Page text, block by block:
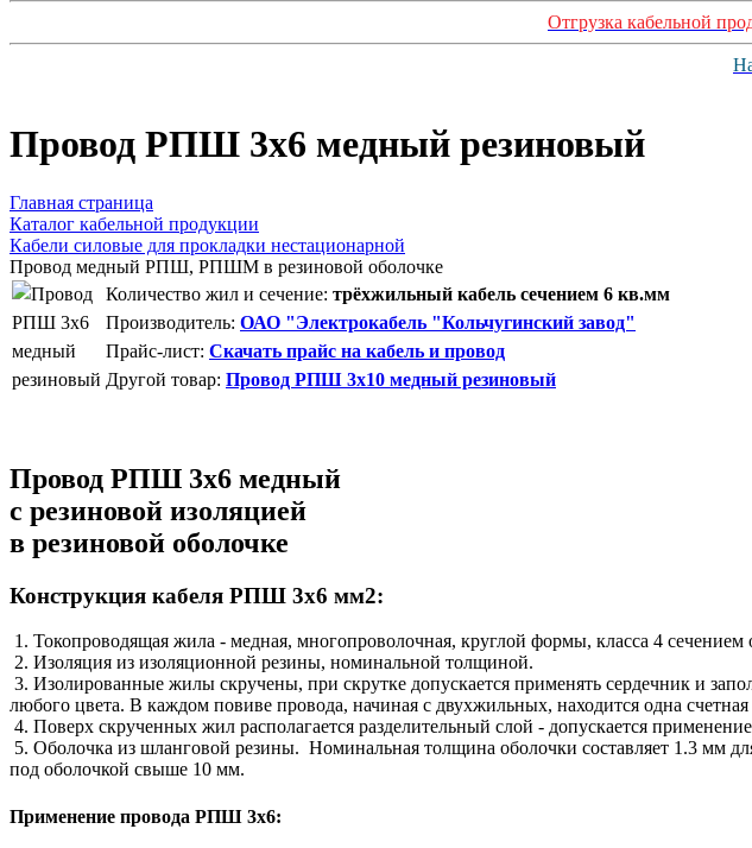
Отгрузка кабельной
Провод РПШ 3x6 медный резиновый
Главная страница
Каталог кабельной продукции
Кабели силовые для прокладки нестационарной
Провод медный РПШ, РПШМ в резиновой оболочке
Количество жил и сечение: трёхжильный кабель сечением 6 кв.мм
Производитель: ОАО "Электрокабель "Кольчугинский завод"
Прайс-лист: Скачать прайс на кабель и провод
Другой товар: Провод РПШ 3x10 медный резиновый
Провод РПШ 3х6 медный
с резиновой изоляцией
в резиновой оболочке
Конструкция кабеля РПШ 3х6 мм2:
1. Токопроводящая жила - медная, многопроволочная, круглой формы, класса 4
2. Изоляция из изоляционной резины, номинальной толщиной.
3. Изолированные жилы скручены, при скрутке допускается применять сердечник и
любого цвета. В каждом повиве провода, начиная с двухжильных, находится одна
4. Поверх скрученных жил располагается разделительный слой - допускается
5. Оболочка из шланговой резины. Номинальная толщина оболочки составляет 1.3 мм
под оболочкой свыше 10 мм.
Применение провода РПШ 3х6: